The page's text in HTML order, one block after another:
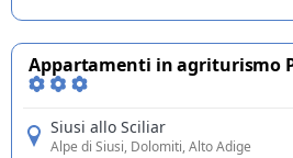
Appartamenti in agriturismo
Siusi allo Sciliar
Alpe di Siusi, Dolomiti, Alto Adige